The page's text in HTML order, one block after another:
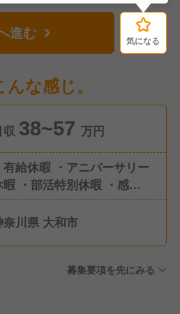
進む 気になる
な感じ。
収 38~57 万円
有給休暇 ・アニバーサリー
・部活特別休暇 ・感染症
よる休暇 ・慶弔休暇 ・永年
続休暇 ・店舗休暇 ・産前産
奈川県 大和市
募集要項を先にみる
気になる